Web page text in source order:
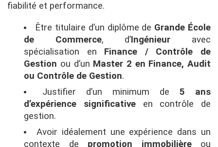
fiabilité et performance.
Être titulaire d’un diplôme de Grande École
de Commerce, d’Ingénieur avec
spécialisation en Finance / Contrôle de
Gestion ou d’un Master 2 en Finance, Audit
ou Contrôle de Gestion.
Justifier d’un minimum de5 ans
d’expérience significativeen contrôle de
gestion.
Avoir idéalement une expérience dans un
contexte de promotion immobilièreou